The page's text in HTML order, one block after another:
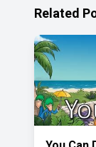
Related